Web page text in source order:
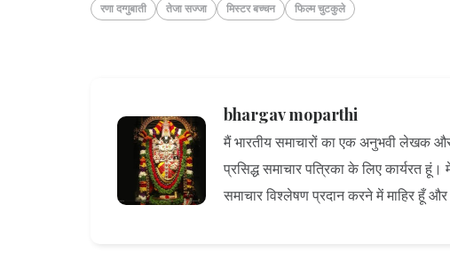
रणा दग्गुबाती तेजा सज्जा मिस्टर बच्चन फिल्म चुटकुले
bhargav moparthi
मैं भारतीय समाचारों का एक अनुभवी लेखक
प्रसिद्ध समाचार पत्रिका के लिए कार्यरत
समाचार विश्लेषण प्रदान करने में माहिर हूँ